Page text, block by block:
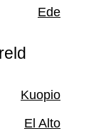
Ede
Kuopio
El Alto